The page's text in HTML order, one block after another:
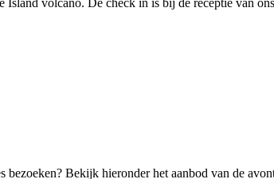
volcano. De check in is bij de receptie van
Bekijk hieronder het aanbod van de